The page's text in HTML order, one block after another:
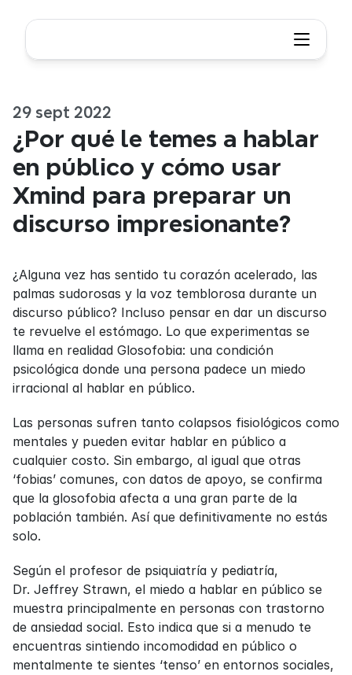
29 sept 2022
¿Por qué le temes a hablar
en público y cómo usar
Xmind para preparar un
discurso impresionante?
¿Alguna vez has sentido tu corazón acelerado, las
palmas sudorosas y la voz temblorosa durante un
discurso público? Incluso pensar en dar un discurso
te revuelve el estómago. Lo que experimentas se
llama en realidad Glosofobia: una condición
psicológica donde una persona padece un miedo
irracional al hablar en público.
Las personas sufren tanto colapsos fisiológicos como
mentales y pueden evitar hablar en público a
cualquier costo. Sin embargo, al igual que otras
‘fobias’ comunes, con datos de apoyo, se confirma
que la glosofobia afecta a una gran parte de la
población también. Así que definitivamente no estás
solo.
Según el profesor de psiquiatría y pediatría,
Dr. Jeffrey Strawn, el miedo a hablar en público se
muestra principalmente en personas con trastorno
de ansiedad social. Esto indica que si a menudo te
encuentras sintiendo incomodidad en público o
mentalmente te sientes ‘tenso’ en entornos sociales,